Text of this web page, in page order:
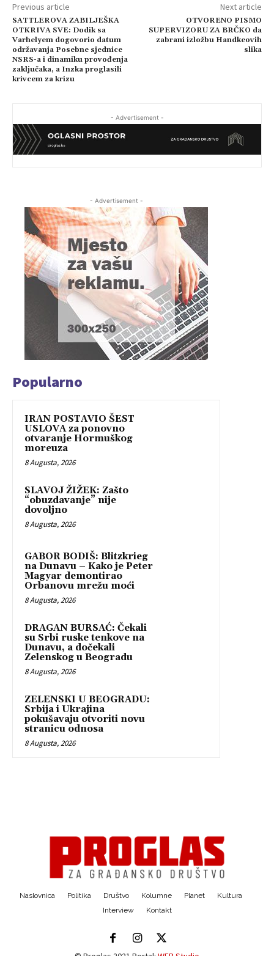
Previous article
SATTLEROVA ZABILJEŠKA
OTKRIVA SVE: Dodik sa
Varhelyem dogovorio datum
održavanja Posebne sjednice
NSRS-a i dinamiku provođenja
zaključaka, a Inzka proglasili
krivcem za krizu
Next article
OTVORENO PISMO
SUPERVIZORU ZA BRČKO da
zabrani izložbu Handkeovih
slika
- Advertisement -
- Advertisement -
Popularno
IRAN POSTAVIO ŠEST
USLOVA za ponovno
otvaranje Hormuškog
moreuza
8 Augusta, 2026
SLAVOJ ŽIŽEK: Zašto
“obuzdavanje” nije
dovoljno
8 Augusta, 2026
GABOR BODIŠ: Blitzkrieg
na Dunavu – Kako je Peter
Magyar demontirao
Orbanovu mrežu moći
8 Augusta, 2026
DRAGAN BURSAĆ: Čekali
su Srbi ruske tenkove na
Dunavu, a dočekali
Zelenskog u Beogradu
8 Augusta, 2026
ZELENSKI U BEOGRADU:
Srbija i Ukrajina
pokušavaju otvoriti novu
stranicu odnosa
8 Augusta, 2026
Naslovnica Politika Društvo Kolumne Planet
Kultura
Interview
Kontakt